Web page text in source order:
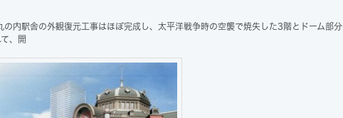
内駅舎の外観復元工事はほぼ完成し、太平洋戦争時の空襲で焼失した3階とドーム部分
、開